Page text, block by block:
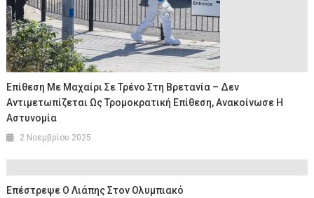
Επίθεση Με Μαχαίρι Σε Τρένο Στη Βρετανία – Δεν
Αντιμετωπίζεται Ως Τρομοκρατική Επίθεση, Ανακοίνωσε Η
Αστυνομία
2 Νοεμβρίου 2025
Επέστρεψε Ο Λιάπης Στον Ολυμπιακό